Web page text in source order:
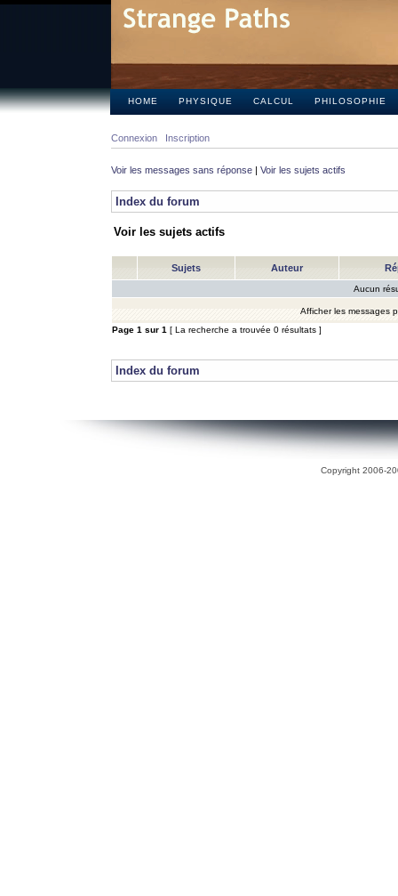
HOME PHYSIQUE CALCUL PHILOSOPHIE
Connexion Inscription
Voir les messages sans réponse | Voir les sujets actifs
Index du forum
Voir les sujets actifs
Sujets Auteur
Aucun
Afficher les messages
Page 1 sur 1 [ La recherche a trouvée 0 résultats ]
Index du forum
Copyright 2006-